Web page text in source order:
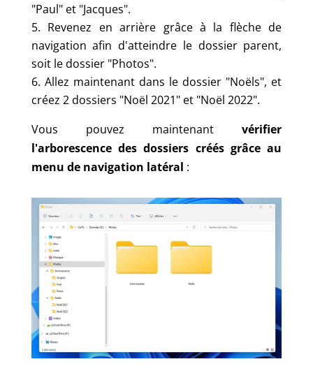
"Paul" et "Jacques".
Revenez en arrière grâce à la flèche de
navigation afin d'atteindre le dossier parent,
soit le dossier "Photos".
Allez maintenant dans le dossier "Noëls", et
créez 2 dossiers "Noël 2021" et "Noël 2022".
Vous pouvez maintenantvérifier
l'arborescence des dossiers créés grâce au
menu de navigation latéral :